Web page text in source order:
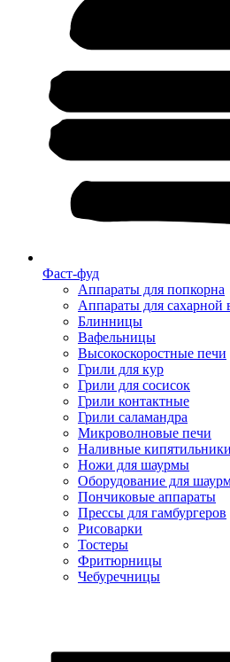
Фаст-фуд
Аппараты для попкорна
Аппараты для сахарной
Блинницы
Вафельницы
Высокоскоростные печи
Грили для кур
Грили для сосисок
Грили контактные
Грили саламандра
Микроволновые печи
Наливные кипятильники
Ножи для шаурмы
Оборудование для
Пончиковые аппараты
Прессы для гамбургеров
Рисоварки
Тостеры
Фритюрницы
Чебуречницы